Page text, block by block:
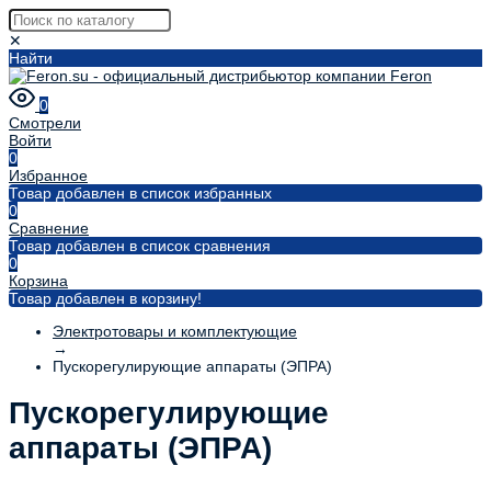
✕
Найти
0
Смотрели
Войти
0
Избранное
Товар добавлен в список избранных
0
Сравнение
Товар добавлен в список сравнения
0
Корзина
Товар добавлен в корзину!
Электротовары и комплектующие
→
Пускорегулирующие аппараты (ЭПРА)
Пускорегулирующие
аппараты (ЭПРА)